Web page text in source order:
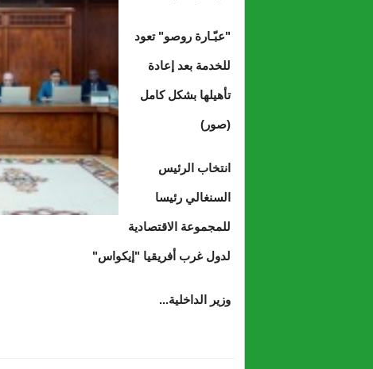
"عبّـارة روصو" تعود
للخدمة بعد إعادة
تأهيلها بشكل كامل
(صور)
انتخاب الرئيس
السنغالي رئيسا
للمجموعة الاقتصادية
لدول غرب أفريقيا "إيكواس"
وزير الداخلية...